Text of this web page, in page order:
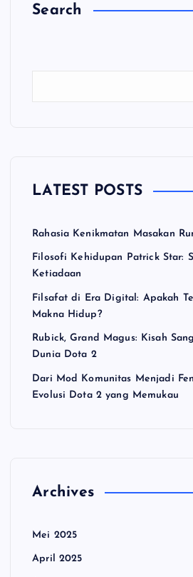
Search
LATEST POSTS
Rahasia Kenikmatan Masakan
Filosofi Kehidupan Patrick Star:
Ketiadaan
Filsafat di Era Digital: Apakah
Makna Hidup?
Rubick, Grand Magus: Kisah
Dunia Dota 2
Dari Mod Komunitas Menjadi
Evolusi Dota 2 yang Memukau
Archives
Mei 2025
April 2025